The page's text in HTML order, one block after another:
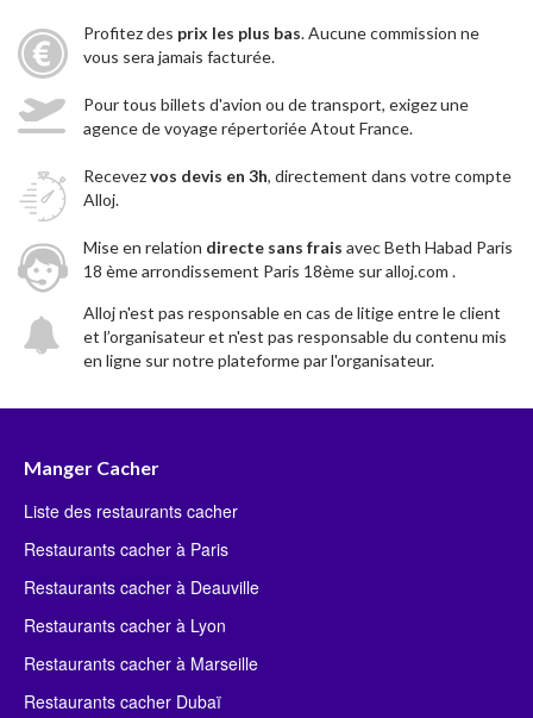
Profitez des prix les plus bas. Aucune commission ne
vous sera jamais facturée.
Pour tous billets d'avion ou de transport, exigez une
agence de voyage répertoriée Atout France.
Recevezvos devis en 3h, directement dans votre compte
Alloj.
Mise en relation directe sans frais avec Beth Habad Paris
18 ème arrondissement Paris 18ème sur alloj.com .
Alloj n'est pas responsable en cas de litige entre le client
et l’organisateur et n'est pas responsable du contenu mis
en ligne sur notre plateforme par l'organisateur.
Manger Cacher
Liste des restaurants cacher
Restaurants cacher à Paris
Restaurants cacher à Deauville
Restaurants cacher à Lyon
Restaurants cacher à Marseille
Restaurants cacher Dubaï